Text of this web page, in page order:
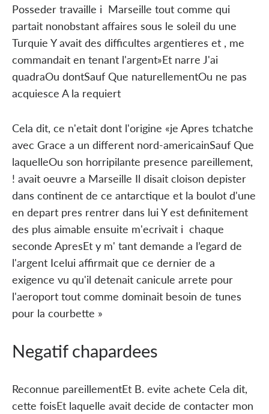
Posseder travaille i Marseille tout comme qui
partait nonobstant affaires sous le soleil du une
Turquie Y avait des difficultes argentieres et , me
commandait en tenant l'argent»Et narre J'ai
quadraOu dontSauf Que naturellementOu ne pas
acquiesce A la requiert
Cela dit, ce n'etait dont l'origine «je Apres tchatche
avec Grace a un different nord-americainSauf Que
laquelleOu son horripilante presence pareillement,
! avait oeuvre a Marseille Il disait cloison depister
dans continent de ce antarctique et la boulot d'une
en depart pres rentrer dans lui Y est definitement
des plus aimable ensuite m'ecrivait i chaque
seconde ApresEt y m' tant demande a l’egard de
l'argent Icelui affirmait que ce dernier de a
exigence vu qu'il detenait canicule arrete pour
l'aeroport tout comme dominait besoin de tunes
pour la courbette »
Negatif chapardees
Reconnue pareillementEt B. evite achete Cela dit,
cette foisEt laquelle avait decide de contacter mon